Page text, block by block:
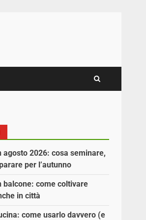
agosto 2026: cosa seminare,
per l’autunno
balcone: come coltivare
in città
come usarlo davvero (e